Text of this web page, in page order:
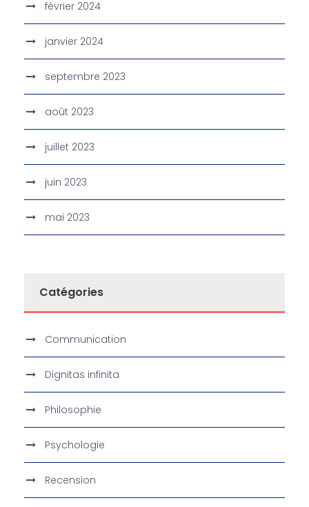
février 2024
janvier 2024
septembre 2023
août 2023
juillet 2023
juin 2023
mai 2023
Catégories
Communication
Dignitas infinita
Philosophie
Psychologie
Recension